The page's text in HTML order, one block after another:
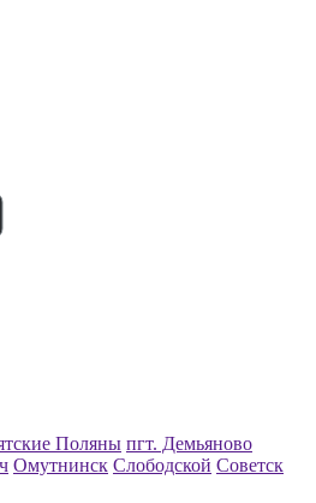
Поляны пгт. Демьяново
Омутнинск Слободской Советск